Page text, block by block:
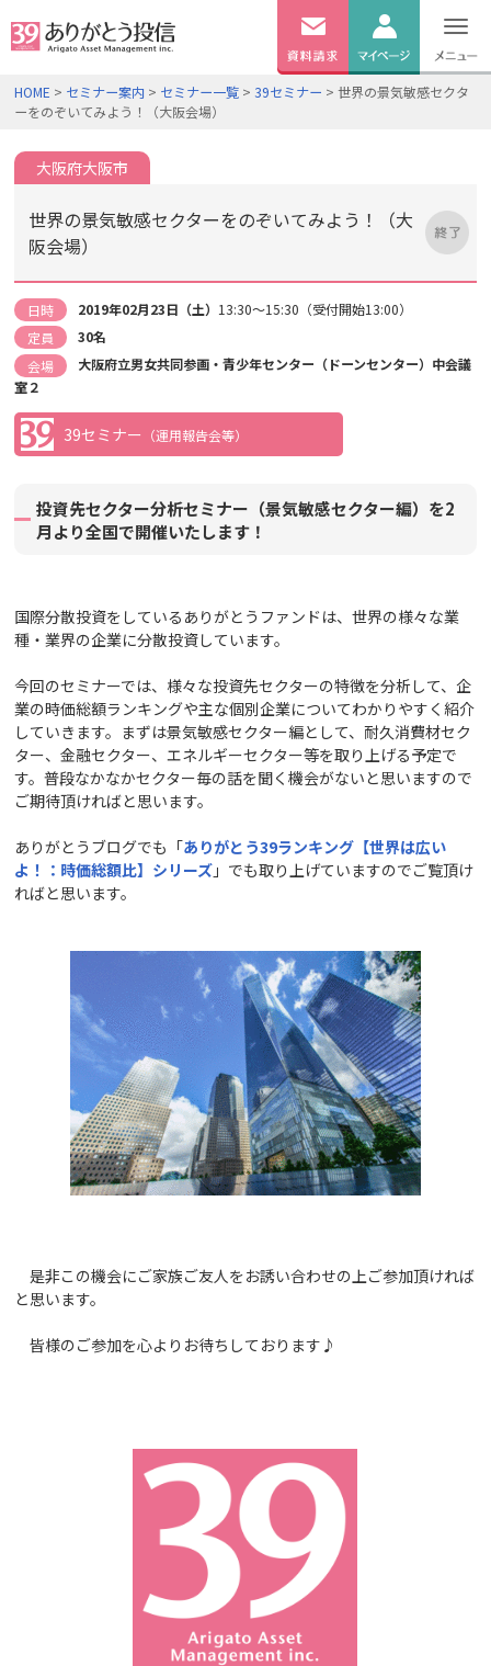
無料
資料 ログイン
HOME > セミナー案内 > セミナー一覧 >39セミナー > 世界の景気敏感セクタ
ーをのぞいてみよう！（大阪会場）
大阪府大阪市
世界の景気敏感セクターをのぞいてみよう！（大
阪会場）
日時 2019年02月23日（土） 13:30～15:30（受付開始13:00）
定員
30名
会場
大阪府立男女共同参画・青少年センター（ドーンセンター）中会議
室２
39セミナー （運用報告会等）
投資先セクター分析セミナー（景気敏感セクター編）を2
月より全国で開催いたします！
国際分散投資をしているありがとうファンドは、世界の様々な業
種・業界の企業に分散投資しています。
今回のセミナーでは、様々な投資先セクターの特徴を分析して、企
業の時価総額ランキングや主な個別企業についてわかりやすく紹介
していきます。まずは景気敏感セクター編として、耐久消費材セク
ター、金融セクター、エネルギーセクター等を取り上げる予定で
す。普段なかなかセクター毎の話を聞く機会がないと思いますので
ご期待頂ければと思います。
ありがとうブログでも「ありがとう39ランキング【世界は広い
よ！：時価総額比】シリーズ 」でも取り上げていますのでご覧頂け
ればと思います。
是非この機会にご家族ご友人をお誘い合わせの上ご参加頂ければ
と思います。
皆様のご参加を心よりお待ちしております♪